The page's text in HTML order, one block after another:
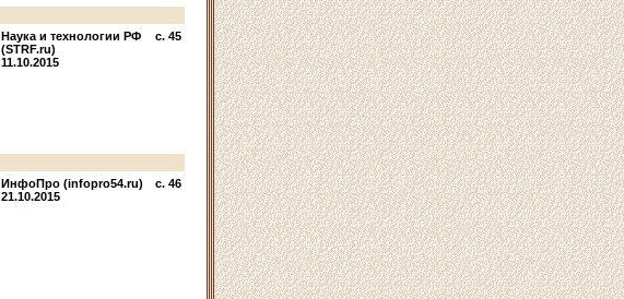
Наука и технологии РФ
(STRF.ru)
11.10.2015
c. 45
ИнфоПро (infopro54.ru)
21.10.2015
c. 46